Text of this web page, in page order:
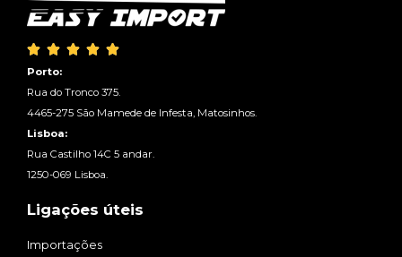
    
Porto:
Rua do Tronco 375.
4465-275 São Mamede de Infesta, Matosinhos.
Lisboa:
Rua Castilho 14C 5 andar.
1250-069 Lisboa.
Ligações úteis
Importações